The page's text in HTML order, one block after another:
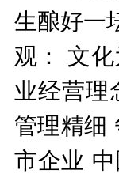
生酿好一
观： 文
业经营理
管理精细
市企业